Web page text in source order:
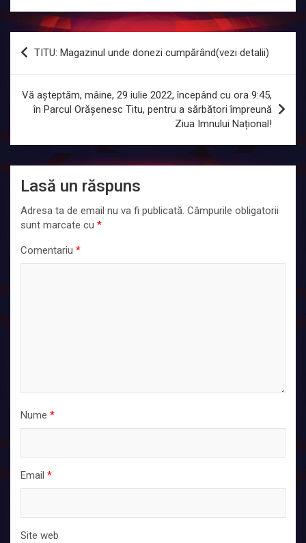
Navigare
articole
TITU: Magazinul unde donezi cumpărând(vezi detalii)
Vă așteptăm, mâine, 29 iulie 2022, începând cu ora 9:45,
în Parcul Orășenesc Titu, pentru a sărbători împreună
Ziua Imnului Național!
Lasă un răspuns
Adresa ta de email nu va fi publicată. Câmpurile obligatorii
sunt marcate cu *
Comentariu *
Nume *
Email *
Site web